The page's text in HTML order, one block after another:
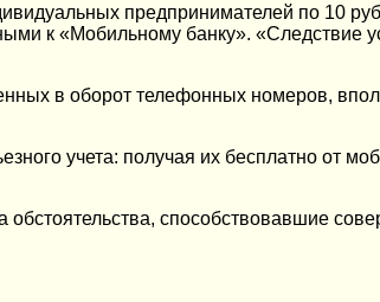
предпринимателей по 10
к «Мобильному банку». «Следствие
в оборот телефонных номеров,
учета: получая их бесплатно от
способствовавшие